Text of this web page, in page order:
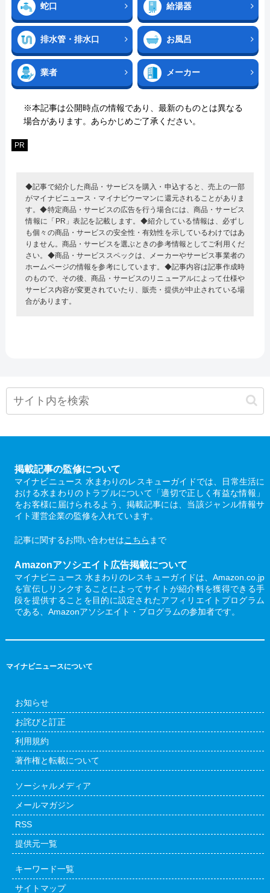
蛇口 給湯器
排水管・排水口 お風呂
業者 メーカー
※本記事は公開時点の情報であり、最新のものとは異なる
場合があります。あらかじめご了承ください。
PR
◆記事で紹介した商品・サービスを購入・申込すると、売上の一部
がマイナビニュース・マイナビウーマンに還元されることがありま
す。◆特定商品・サービスの広告を行う場合には、商品・サービス
情報に「PR」表記を記載します。◆紹介している情報は、必ずし
も個々の商品・サービスの安全性・有効性を示しているわけではあ
りません。商品・サービスを選ぶときの参考情報としてご利用くだ
さい。◆商品・サービススペックは、メーカーやサービス事業者の
ホームページの情報を参考にしています。◆記事内容は記事作成時
のもので、その後、商品・サービスのリニューアルによって仕様や
サービス内容が変更されていたり、販売・提供が中止されている場
合があります。
掲載記事の監修について
マイナビニュース 水まわりのレスキューガイドでは、日常生活に
おける水まわりのトラブルについて「適切で正しく有益な情報」
をお客様に届けられるよう、掲載記事には、当該ジャンル情報サ
イト運営企業の監修を入れています。
記事に関するお問い合わせはこちら まで
Amazonアソシエイト広告掲載について
マイナビニュース 水まわりのレスキューガイドは、Amazon.co.jp
を宣伝しリンクすることによってサイトが紹介料を獲得できる手
段を提供することを目的に設定されたアフィリエイトプログラム
である、Amazonアソシエイト・プログラムの参加者です。
マイナビニュースについて
お知らせ
お詫びと訂正
利用規約
著作権と転載について
ソーシャルメディア
メールマガジン
RSS
提供元一覧
キーワード一覧
サイトマップ